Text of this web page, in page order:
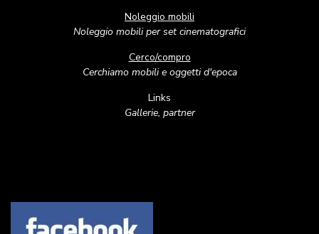
Noleggio mobili
Noleggio mobili per set cinematografici
Cerco/compro
Cerchiamo mobili e oggetti d'epoca
Links
Gallerie, partner